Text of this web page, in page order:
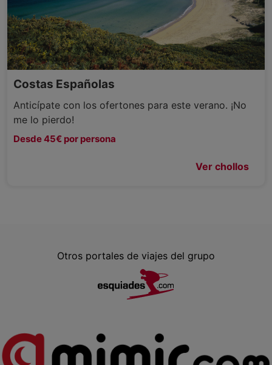
Costas Españolas
Anticípate con los ofertones para este verano. ¡No
me lo pierdo!
Desde 45€ por persona
Ver chollos
Otros portales de viajes del grupo